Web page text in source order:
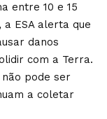
entre 10 e 15
ESA alerta que
danos
com a Terra.
pode ser
a coletar